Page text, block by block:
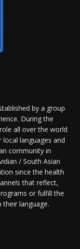
by a group
During the
all over the world
languages and
community in
/ South Asian
since the health
that reflect,
or fulfill the
their language.